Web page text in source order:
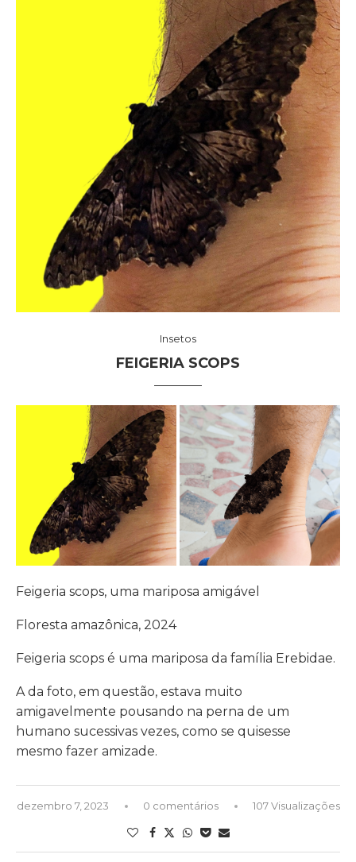
Insetos
FEIGERIA SCOPS
Feigeria scops, uma mariposa amigável
Floresta amazônica, 2024
Feigeria scops é uma mariposa da família Erebidae.
A da foto, em questão, estava muito
amigavelmente pousando na perna de um
humano sucessivas vezes, como se quisesse
mesmo fazer amizade.
dezembro 7, 2023 0 comentários 107 Visualizações